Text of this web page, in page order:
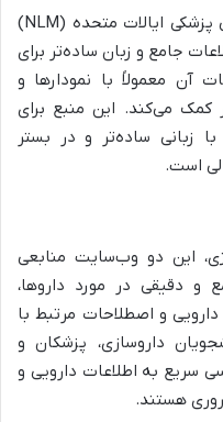
این دیکشنری که توسط کتابخانه ملی پزشکی ایالات متحده (NLM)
جامع و زبان ساده‌تر برای
آن معمولاً با نمودارها و
کمک می‌کند. این منبع برای
زبانی ساده‌تر و در بستر
است.
این دو وب‌سایت منابعی
و دقیقی در مورد داروها،
و اصطلاحات مرتبط با
داروسازی، پزشکان و
سریع به اطلاعات دارویی و
هستند.